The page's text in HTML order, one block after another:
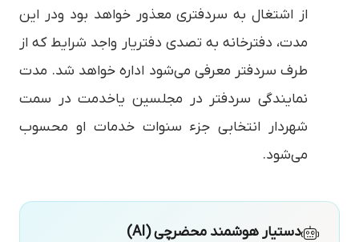
از اشتغال به سردفتری معذور خواهد بود و‌در این
مدت، دفترخانه به تصدی دفتریار واجد شرایط که از
طرف سردفتر معرفی می‌شود اداره خواهد شد. مدت
نمایندگی سردفتر در مجلسین یا‌خدمت در سمت
شهردار انتخابی جزء سنوات خدمات او محسوب
می‌شود.
دستیار هوشمند محضرچی (AI)